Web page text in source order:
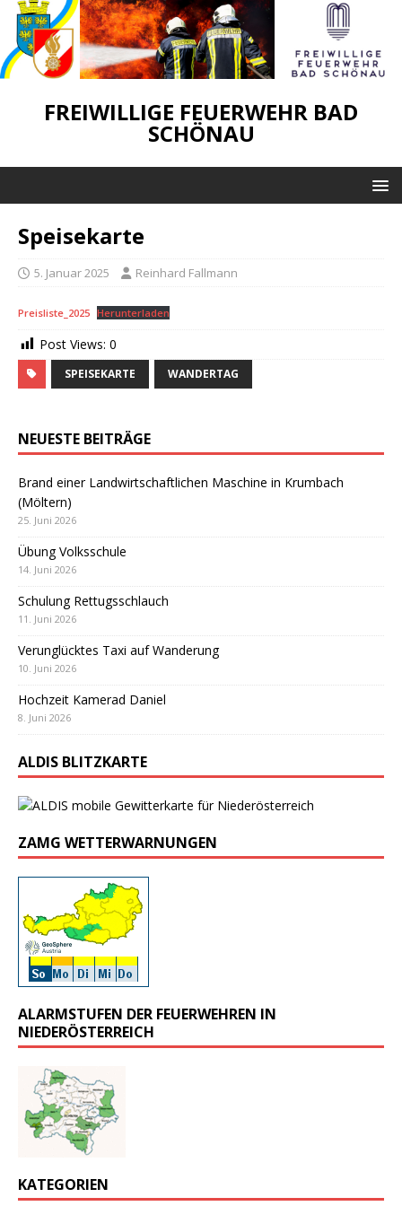
FREIWILLIGE FEUERWEHR BAD
SCHÖNAU
Speisekarte
5. Januar 2025 Reinhard Fallmann
Preisliste_2025 Herunterladen
Post Views: 0
SPEISEKARTE WANDERTAG
NEUESTE BEITRÄGE
Brand einer Landwirtschaftlichen Maschine in Krumbach
(Möltern)
25. Juni 2026
Übung Volksschule
14. Juni 2026
Schulung Rettugsschlauch
11. Juni 2026
Verunglücktes Taxi auf Wanderung
10. Juni 2026
Hochzeit Kamerad Daniel
8. Juni 2026
ALDIS BLITZKARTE
ZAMG WETTERWARNUNGEN
ALARMSTUFEN DER FEUERWEHREN IN
NIEDERÖSTERREICH
KATEGORIEN